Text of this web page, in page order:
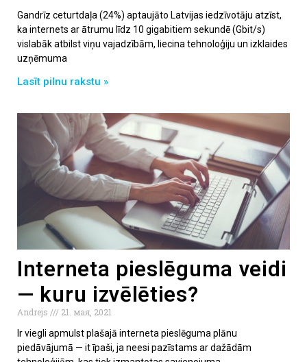
Gandrīz ceturtdaļa (24%) aptaujāto Latvijas iedzīvotāju atzīst,
ka internets ar ātrumu līdz 10 gigabitiem sekundē (Gbit/s)
vislabāk atbilst viņu vajadzībām, liecina tehnoloģiju un izklaides
uzņēmuma
Lasīt pilnu rakstu »
Interneta pieslēguma veidi
— kuru izvēlēties?
Andrejs
21. мая, 2021
Ir viegli apmulst plašajā interneta pieslēguma plānu
piedāvājumā — it īpaši, ja neesi pazīstams ar dažādām